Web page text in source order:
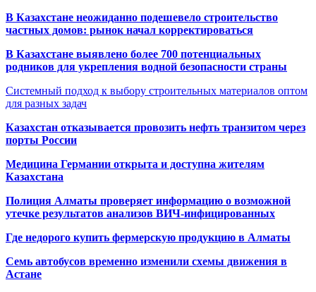
В Казахстане неожиданно подешевело строительство
частных домов: рынок начал корректироваться
В Казахстане выявлено более 700 потенциальных
родников для укрепления водной безопасности страны
Системный подход к выбору строительных материалов оптом
для разных задач
Казахстан отказывается провозить нефть транзитом через
порты России
Медицина Германии открыта и доступна жителям
Казахстана
Полиция Алматы проверяет информацию о возможной
утечке результатов анализов ВИЧ-инфицированных
Где недорого купить фермерскую продукцию в Алматы
Семь автобусов временно изменили схемы движения в
Астане